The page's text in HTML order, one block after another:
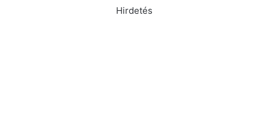
Hirdetés